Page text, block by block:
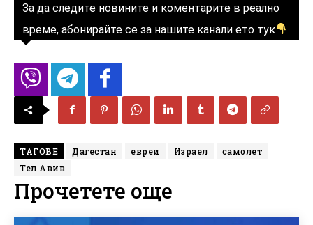
За да следите новините и коментарите в реално
време, абонирайте се за нашите канали ето тук
ТАГОВЕ Дагестан евреи Израел
самолет
Тел Авив
Прочетете още